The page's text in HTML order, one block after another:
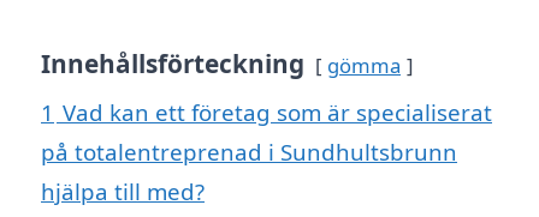
Innehållsförteckning gömma
1 Vad kan ett företag som är specialiserat
på totalentreprenad i Sundhultsbrunn
hjälpa till med?